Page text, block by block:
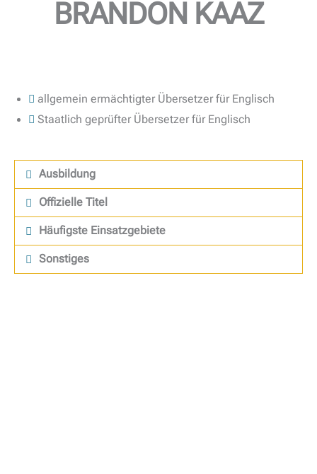
BRANDON KAAZ
allgemein ermächtigter Übersetzer für Englisch
Staatlich geprüfter Übersetzer für Englisch
Ausbildung
Offizielle Titel
Häufigste Einsatzgebiete
Sonstiges